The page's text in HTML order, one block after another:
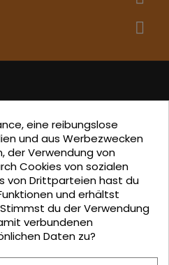
SLparticipa en el Programa
fondos de la Unión Europea,
adversas de la retirada del
concedidas por ICEX en
2023.
in the ICEX-Next Export
eine reibungslose
und aus Werbezwecken
der Verwendung von
Cookies von sozialen
von Drittparteien hast du
und erhältst
du der Verwendung
verbundenen
Daten zu?